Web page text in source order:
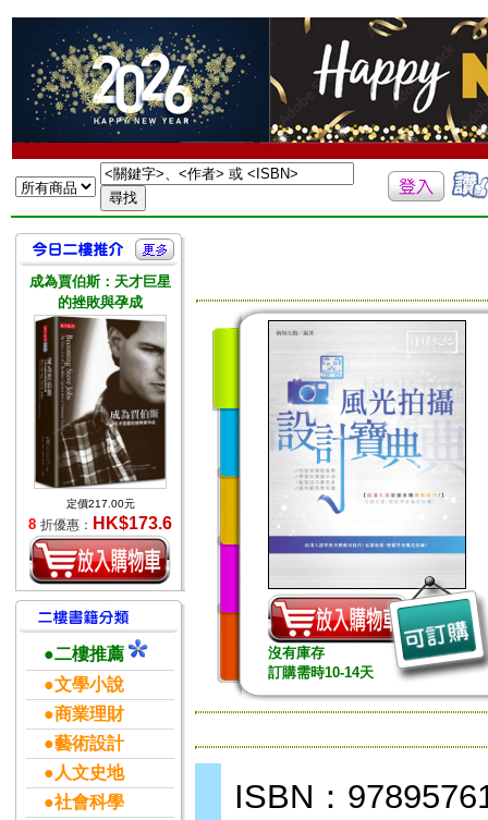
成為賈伯斯：天才巨星
的挫敗與孕成
定價217.00元
8 折優惠： HK$173.6
●二樓推薦
●文學小說
●商業理財
●藝術設計
●人文史地
●社會科學
沒有庫存
訂購需時10-14天
ISBN：